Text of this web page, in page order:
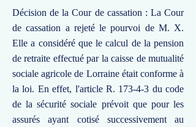
Décision de la Cour de cassation : La Cour
de cassation a rejeté le pourvoi de M. X.
Elle a considéré que le calcul de la pension
de retraite effectué par la caisse de mutualité
sociale agricole de Lorraine était conforme à
la loi. En effet, l'article R. 173-4-3 du code
de la sécurité sociale prévoit que pour les
assurés ayant cotisé successivement au